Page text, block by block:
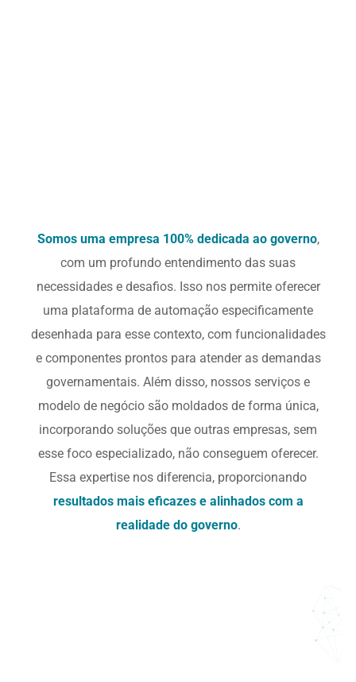
Somos uma empresa 100% dedicada ao governo,
com um profundo entendimento das suas
necessidades e desafios. Isso nos permite oferecer
uma plataforma de automação especificamente
desenhada para esse contexto, com funcionalidades
e componentes prontos para atender as demandas
governamentais. Além disso, nossos serviços e
modelo de negócio são moldados de forma única,
incorporando soluções que outras empresas, sem
esse foco especializado, não conseguem oferecer.
Essa expertise nos diferencia, proporcionando
resultados mais eficazes e alinhados com a
realidade do governo.